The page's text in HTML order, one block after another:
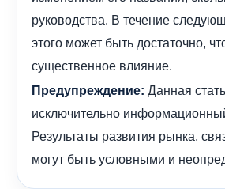
руководства. В течение
этого может быть достаточно,
существенное влияние.
Предупреждение: Данная
исключительно
Результаты развития рынка,
могут быть условными и